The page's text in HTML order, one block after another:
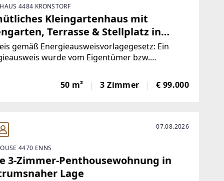
4484 KRONSTORF
Kleingartenhaus mit
Terrasse & Stellplatz in
gemäß Energieausweisvorlagegesetz: Ein
wurde vom Eigentümer bzw.
Vorlagepflicht, sowie Aufforderung zu seiner
noch nicht vorgelegt. Daher gilt zumindest
50 m² 3 Zimmer € 99.000
07.08.2026
4470 ENNS
3-Zimmer-Penthousewohnung in
Lage